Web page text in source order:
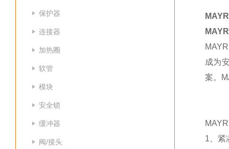
保护器
连接器
加热圈
软管
模块
安全锁
缓冲器
阀/接头
成为
案。
1、紧